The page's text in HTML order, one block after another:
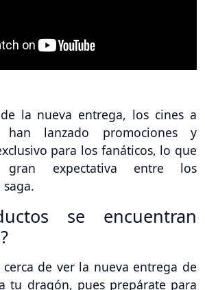
la nueva entrega, los cines a
han lanzado promociones y
para los fanáticos, lo que
gran expectativa entre los
se encuentran
de ver la nueva entrega de
tu dragón, pues prepárate para